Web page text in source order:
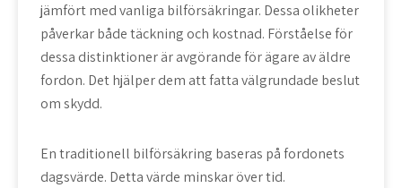
jämfört med vanliga bilförsäkringar. Dessa olikheter
påverkar både täckning och kostnad. Förståelse för
dessa distinktioner är avgörande för ägare av äldre
fordon. Det hjälper dem att fatta välgrundade beslut
om skydd.
Entraditionell bilförsäkring baseras på fordonets
dagsvärde. Detta värde minskar över tid.